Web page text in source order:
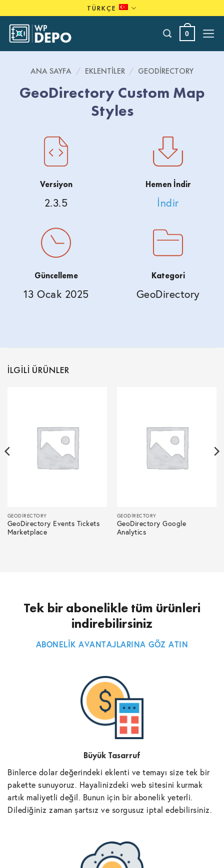
to
content
TÜRKÇE
0
ANA SAYFA / EKLENTILER / GEODIRECTORY
GeoDirectory Custom Map
Styles
Versiyon
2.3.5
Hemen İndir
İndir
Güncelleme
13 Ocak 2025
Kategori
GeoDirectory
İLGILI ÜRÜNLER
GEODIRECTORY
GeoDirectory Events Tickets
Marketplace
GEODIRECTORY
GeoDirectory Google
Analytics
Tek bir abonelikle tüm ürünleri
indirebilirsiniz
ABONELİK AVANTAJLARINA GÖZ ATIN
Büyük Tasarruf
Binlerce dolar değerindeki eklenti ve temayı size tek bir
pakette sunuyoruz. Hayalinizdeki web sitesini kurmak
artık maliyetli değil. Bunun için bir abonelik yeterli.
Dilediğiniz zaman şartsız ve sorgusuz iptal edebilirsiniz.